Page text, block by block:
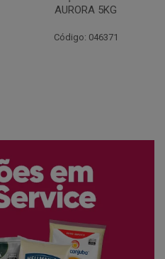
FATIADO PAKAN 200G
Código: 061522